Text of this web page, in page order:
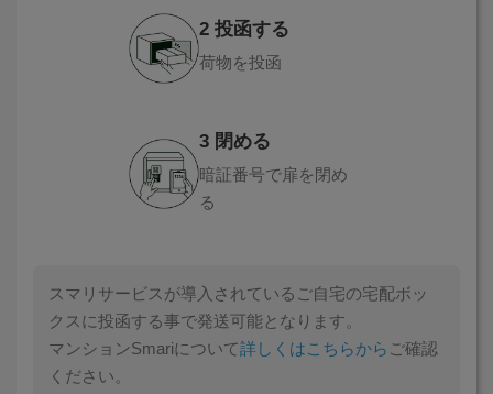
2 投函する
荷物を投函
3 閉める
暗証番号で扉を閉め
る
スマリサービスが導入されているご自宅の宅配ボッ
クスに投函する事で発送可能となります。
マンションSmariについて詳しくはこちらから ご確認
ください。